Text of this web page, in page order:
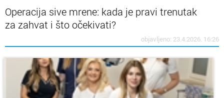
Operacija sive mrene: kada je pravi trenutak
za zahvat i što očekivati?
objavljeno: 23.4.2026. 16:26